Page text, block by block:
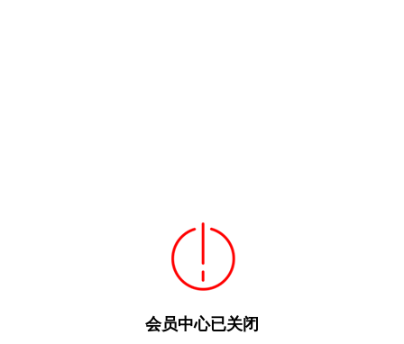
会员中心已关闭